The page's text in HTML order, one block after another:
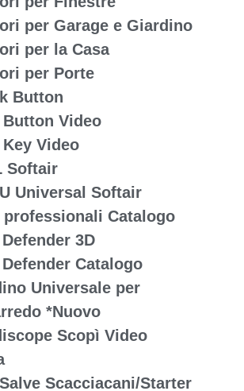
per Garage e Giardino
per la Casa
per Porte
Button
Video
Video
Softair
Universal Softair
Catalogo
3D
Catalogo
Universale per
*Nuovo
Scopì Video
Scacciacani/Starter